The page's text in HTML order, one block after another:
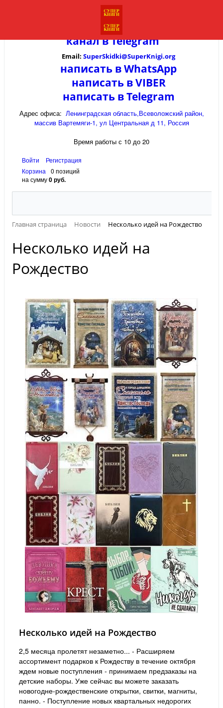
канал вTelegram
Email: SuperSkidki@SuperKnigi.org
написать в WhatsApp
написать в VIBER
написать в Telegram
Адрес офиса: Ленинградская область,Всеволожский район,
массив Вартемяги-1, ул Центральная д 11, Россия
Время работы с 10 до 20
Войти
Регистрация
Корзина
0 позиций
на сумму0 руб.
Главная страница Новости Несколько идей на Рождество
Несколько идей на
Рождество
Несколько идей на Рождество
2,5 месяца пролетят незаметно... - Расширяем
ассортимент подарков к Рождеству в течение октября
ждем новые поступления - принимаем предзаказы на
детские наборы. Уже сейчас вы можете заказать
новогодне-рождественские открытки, свитки, магниты,
панно. - Поступление новых квартальных недорогих